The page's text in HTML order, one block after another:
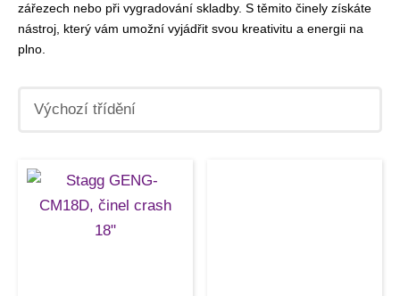
zářezech nebo při vygradování skladby. S těmito činely získáte
nástroj, který vám umožní vyjádřit svou kreativitu a energii na
plno.